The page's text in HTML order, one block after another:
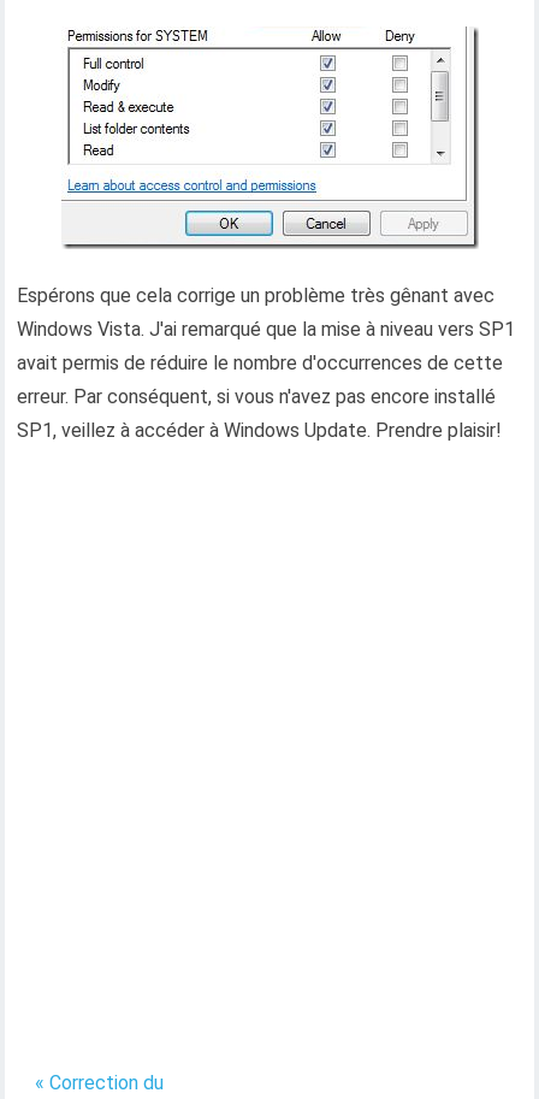
Espérons que cela corrige un problème très gênant avec
Windows Vista. J'ai remarqué que la mise à niveau vers SP1
avait permis de réduire le nombre d'occurrences de cette
erreur. Par conséquent, si vous n'avez pas encore installé
SP1, veillez à accéder à Windows Update. Prendre plaisir!
« Correction du